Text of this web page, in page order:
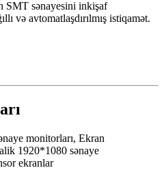
SMT sənayesini inkişaf
və avtomatlaşdırılmış istiqamət.